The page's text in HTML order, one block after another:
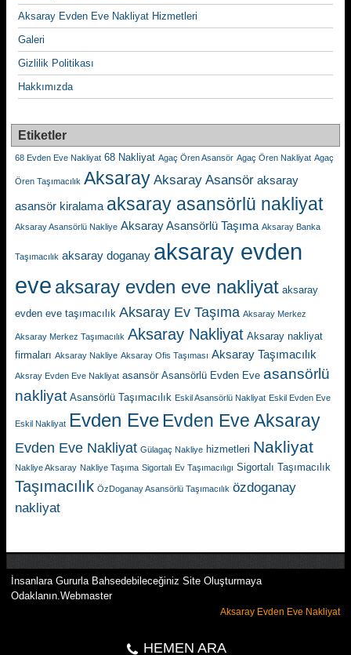
Aksaray Evden Eve Nakliyat Hizmetleri
Galeri
Gizlilik Politikası
Hakkımızda
Etiketler
68 Evden Eve Nakliyat 68 Nakliyat Agaç Ören Asansör Agaç Ören Nakliyat Agaç
Ören Taşımacılık Aksaray Aksaray Asansör aksaray
asansör kiralama aksaray asansörlü nakliyat
Aksaray Asansörlü Nakliye Aksaray Asansörlü Taşıma Aksaray Banka
Taşımacılık aksaray doganay aksaray evden
eve aksaray evden eve nakliyat aksaray
evden eve taşımacılık Aksaray Ev Taşıma Aksaray Merkez
Aksaray Merkez Taşımacılık Aksaray Nakliyat Aksaray nakliyat
firmaları Aksaray Nakliye Aksaray Ofis Taşıması Aksaray Taşımacılık
Aksray Evden Eve Nakliyat asansör Asansörlü Evden Eve asansörlü
nakliyat Asansörlü Taşımacılık Eskil Asansörlü Nakliyat Eskil Evden Eve
Eskil Nakliyat Evden EveEvden Eve Aksaray
Evden Eve Nakliyat Gülagaç Nakliye hizmetleri Nakliyat
Nakliye Aksaray Nakliye Taşıma Sigortalı Ev Taşımacılıgı Sigortalı Taşımacılık
Taşımacılık ÖzDoganay Asansörlü Taşımacılık özdoganay
nakliyat
İnsanlara Gururla Bahsedebileceğiniz Site Oluşturmaya
Odaklanın.Webmaster
Aksaray Evden Eve Nakliyat
HEMEN ARA